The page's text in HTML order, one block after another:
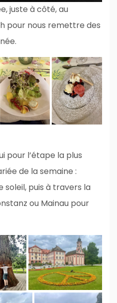
juste à côté, au
pour nous remettre des
pour l’étape la plus
de la semaine :
soleil, puis à travers la
ou Mainau pour